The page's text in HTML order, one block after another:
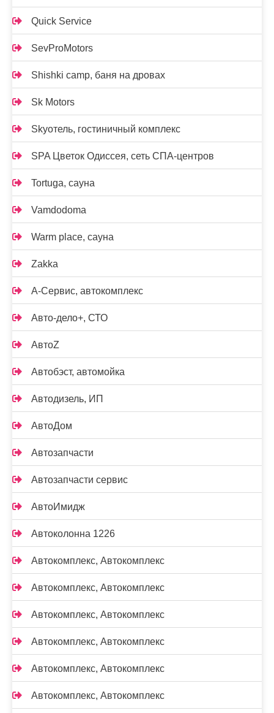
Quick Service
SevProMotors
Shishki camp, баня на дровах
Sk Motors
Skyотель, гостиничный комплекс
SPA Цветок Одиссея, сеть СПА-центров
Tortuga, сауна
Vamdodoma
Warm place, сауна
Zakka
А-Сервис, автокомплекс
Авто-дело+, СТО
АвтоZ
Автобэст, автомойка
Автодизель, ИП
АвтоДом
Автозапчасти
Автозапчасти сервис
АвтоИмидж
Автоколонна 1226
Автокомплекс, Автокомплекс
Автокомплекс, Автокомплекс
Автокомплекс, Автокомплекс
Автокомплекс, Автокомплекс
Автокомплекс, Автокомплекс
Автокомплекс, Автокомплекс